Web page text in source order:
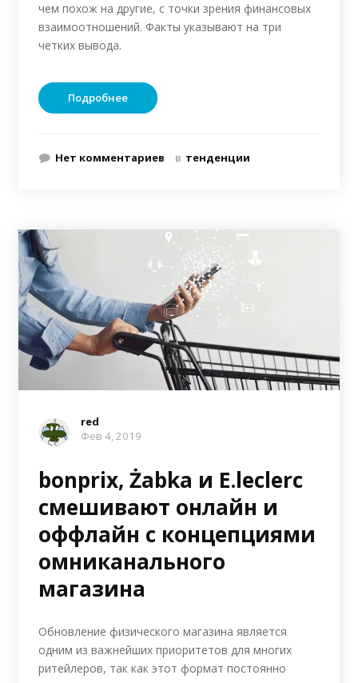
чем похож на другие, с точки зрения финансовых
взаимоотношений. Факты указывают на три
четких вывода.
Подробнее
Нет комментариев в тенденции
red
Фев 4, 2019
bonprix, Żabka и E.leclerc
смешивают онлайн и
оффлайн с концепциями
омниканального
магазина
Обновление физического магазина является
одним из важнейших приоритетов для многих
ритейлеров, так как этот формат постоянно